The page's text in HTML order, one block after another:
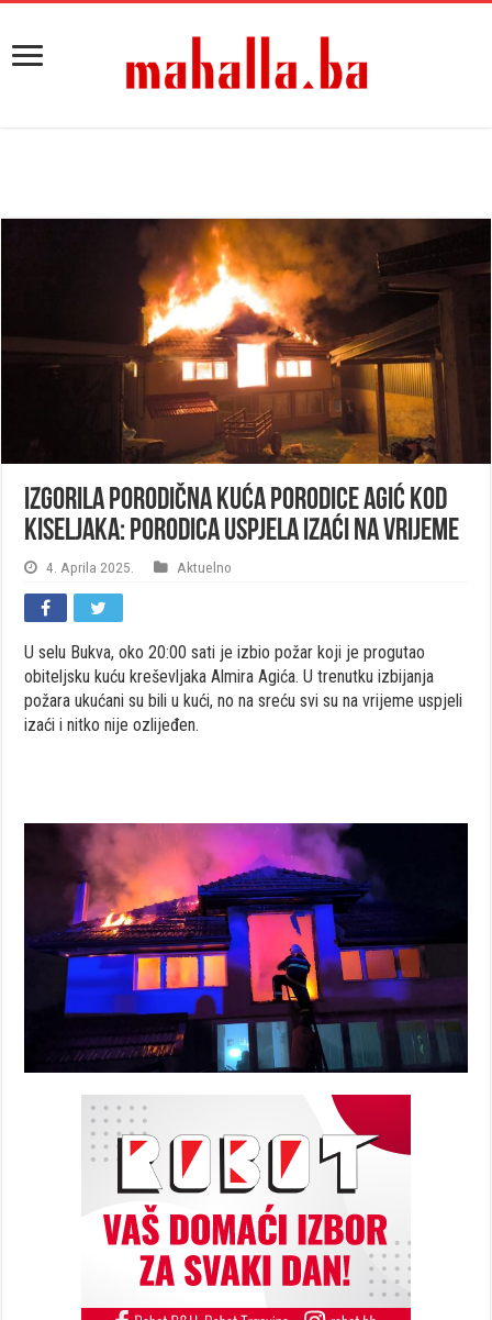
Izgorila porodična kuća porodice Agić kod
Kiseljaka: Porodica uspjela izaći na vrijeme
4. Aprila 2025. Aktuelno
U selu Bukva, oko 20:00 sati je izbio požar koji je progutao
obiteljsku kuću kreševljaka Almira Agića. U trenutku izbijanja
požara ukućani su bili u kući, no na sreću svi su na vrijeme uspjeli
izaći i nitko nije ozlijeđen.